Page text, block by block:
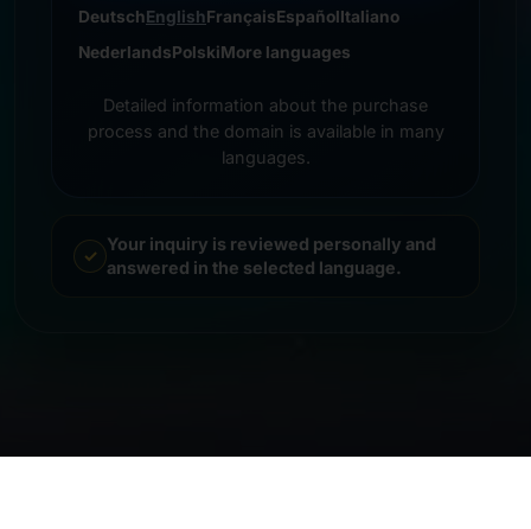
DeutschEnglishFrançaisEspañolItaliano
NederlandsPolskiMore languages
Detailed information about the purchase
process and the domain is available in many
languages.
Your inquiry is reviewed personally and
answered in the selected language.